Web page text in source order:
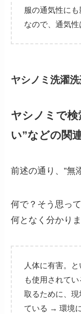
服の通気性に
なので、通気性
ヤシノミ洗濯
ヤシノミで
い”などの関
前述の通り、”無
何で？そう思っ
何となく分かりま
人体に有害。
も使用されて
取るために、
ている → 環境